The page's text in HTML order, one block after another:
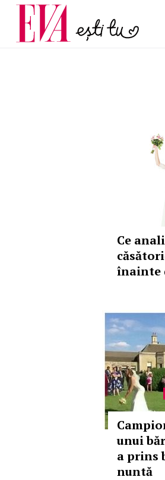
Ce
înainte
unui
a prins
nuntă
Carieră
Actualitate